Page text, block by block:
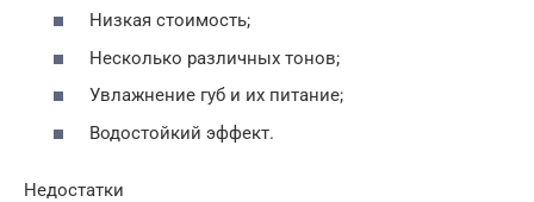
Низкая стоимость;
Несколько различных тонов;
Увлажнение губ и их питание;
Водостойкий эффект.
Недостатки